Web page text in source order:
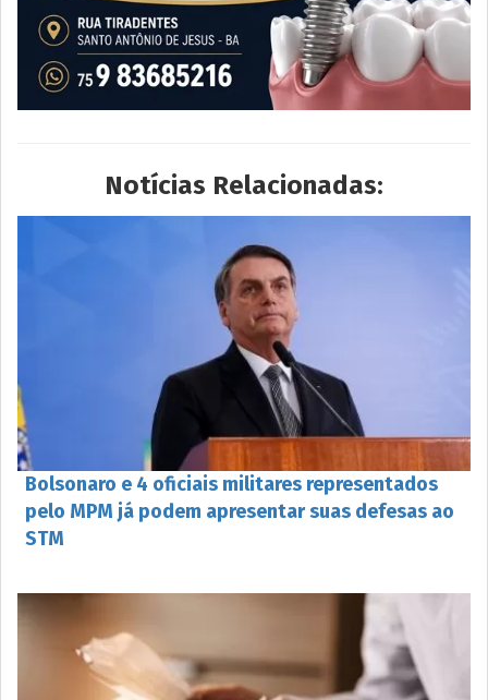
Notícias Relacionadas:
Bolsonaro e 4 oficiais militares representados
pelo MPM já podem apresentar suas defesas ao
STM